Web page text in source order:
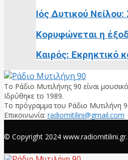
Ιός Δυτικού
Κορυφώνεται η
Καιρός: Εκρηκτικό
Το Ράδιο Μυτιλήνης 90 είναι
Ιδρύθηκε το 1989.
Το πρόγραμμα του Ράδιο Μυτιλήνη
Επικοινωνία: radiomitilini@gmail.com
© Copyright 2024